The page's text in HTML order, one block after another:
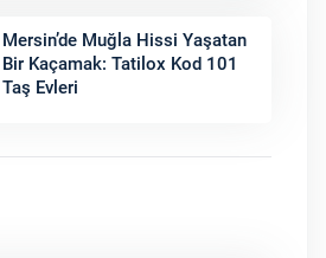
Mersin’de Muğla Hissi Yaşatan
Bir Kaçamak: Tatilox Kod 101
Taş Evleri